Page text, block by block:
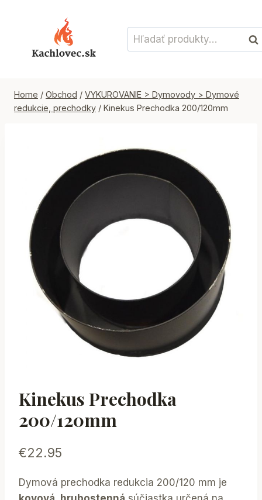
Hľadať:
Home / Obchod / VYKUROVANIE > Dymovody > Dymové
redukcie, prechodky / Kinekus Prechodka 200/120mm
Kinekus Prechodka
200/120mm
€22.95
Dymová prechodka redukcia 200/120 mm je